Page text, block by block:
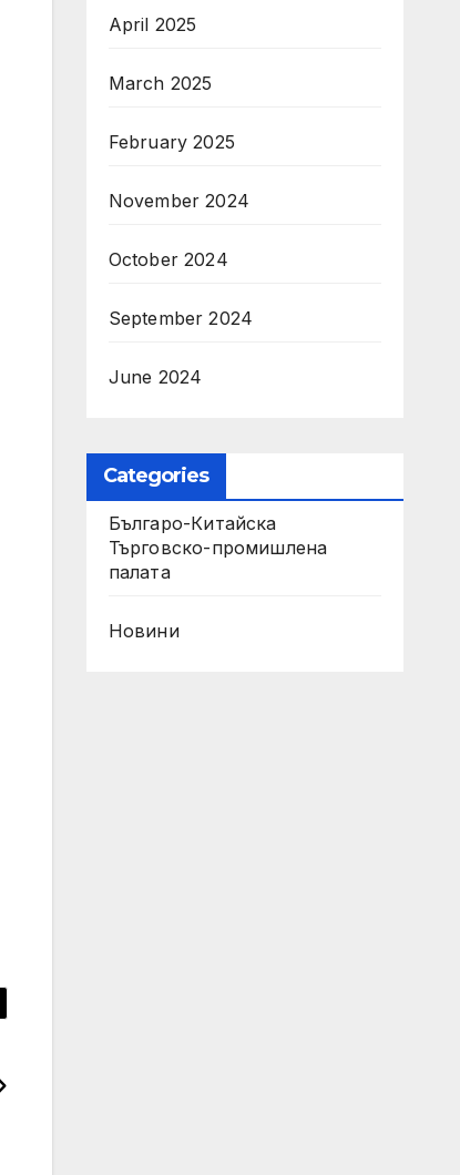
April 2025
March 2025
February 2025
November 2024
October 2024
September 2024
June 2024
Categories
Българо-Китайска
Търговско-промишлена
палaта
Новини